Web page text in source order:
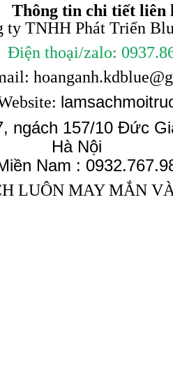
Thông tin chi tiết liên
Phát Triển
Điện thoại/zalo:
ngách 157/10 Đức
Hà Nội
Nam :
LUÔN MAY MẮN